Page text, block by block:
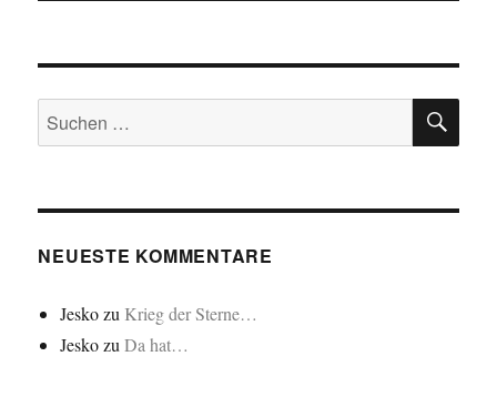
Suchen
nach:
NEUESTE KOMMENTARE
Jeskozu Krieg der Sterne…
JeskozuDa hat…